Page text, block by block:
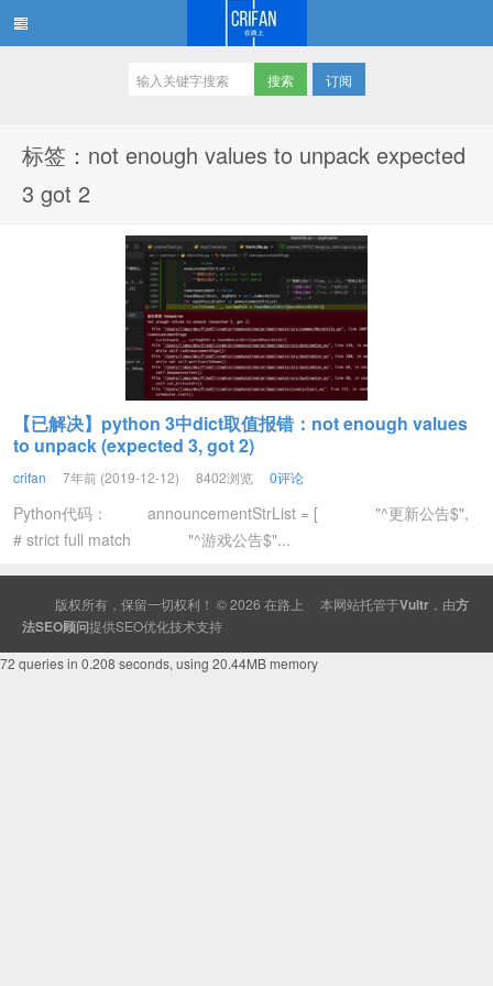
订阅
标签：not enough values to unpack expected
3 got 2
【已解决】python 3中dict取值报错：not enough values
to unpack (expected 3, got 2)
crifan 7年前 (2019-12-12) 8402浏览 0评论
Python代码： announcementStrList = [ "^更新公告$",
# strict full match "^游戏公告$"...
版权所有，保留一切权利！ © 2026 在路上 本网站托管于Vultr ，由方
法SEO顾问提供SEO优化技术支持
72 queries in 0.208 seconds, using 20.44MB memory